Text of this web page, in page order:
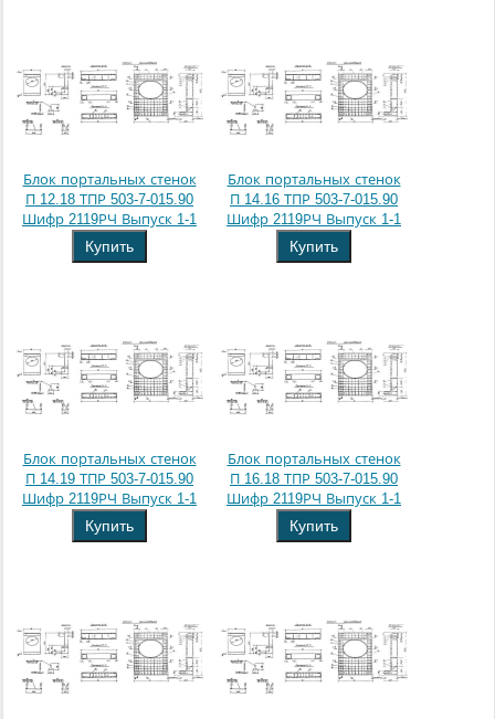
Блок портальных стенок
П 12.18 ТПР 503-7-015.90
Шифр 2119РЧ Выпуск 1-1
Купить
Блок портальных стенок
П 14.16 ТПР 503-7-015.90
Шифр 2119РЧ Выпуск 1-1
Купить
Блок портальных стенок
П 14.19 ТПР 503-7-015.90
Шифр 2119РЧ Выпуск 1-1
Купить
Блок портальных стенок
П 16.18 ТПР 503-7-015.90
Шифр 2119РЧ Выпуск 1-1
Купить